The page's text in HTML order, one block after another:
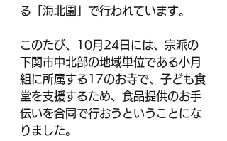
る「海北園」で行われています。
このたび、10月24日には、宗派の
下関市中北部の地域単位である小月
組に所属する17のお寺で、子ども食
堂を支援するため、食品提供のお手
伝いを合同で行おうということにな
りました。